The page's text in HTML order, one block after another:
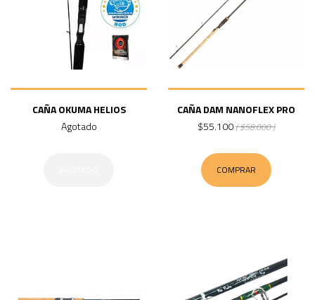
CAÑA OKUMA HELIOS
Agotado
CAÑA DAM NANOFLEX PRO
$55.100( $58.000 )
COMPRAR